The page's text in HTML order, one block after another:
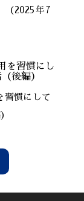
（2025年7
習慣にして